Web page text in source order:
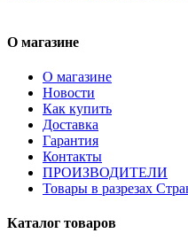
О магазине
О магазине
Новости
Как купить
Доставка
Гарантия
Контакты
ПРОИЗВОДИТЕЛИ
Товары в разрезах
Каталог товаров